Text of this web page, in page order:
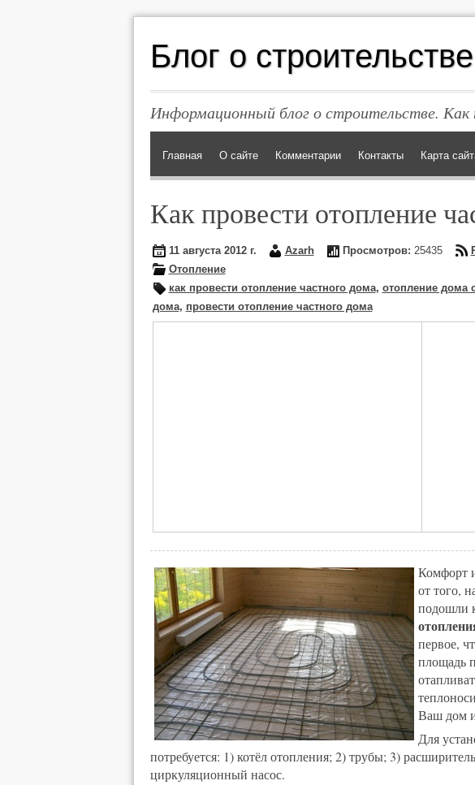
Блог о строительстве
Информационный блог о строительстве.
Главная О сайте Комментарии Контакты Карта
Как провести отопление
11 августа 2012 г. Azarh Просмотров: 25435
Отопление
как провести отопление частного дома, отопление дома
дома, провести отопление частного дома
Комфорт
от того,
подошли
первое,
площадь
Ваш дом
Для
потребуется: 1) котёл отопления; 2) трубы; 3)
циркуляционный насос.